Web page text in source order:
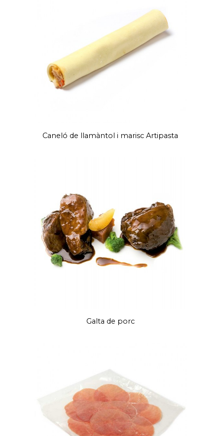
Caneló de llamàntol i marisc Artipasta
Galta de porc